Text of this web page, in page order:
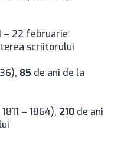
– 22 februarie
scriitorului
85 de ani de la
– 1864), 210 de ani